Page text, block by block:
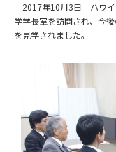
2017年10月3日 ハワイ
学学長室を訪問され、今
を見学されました。